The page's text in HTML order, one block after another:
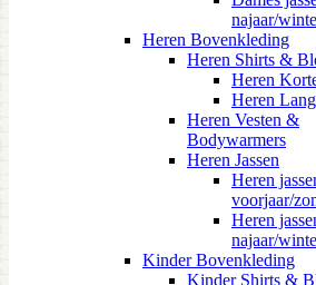
najaar/
Heren Bovenkleding
Heren Shirts &
Heren
Heren
Heren Vesten &
Bodywarmers
Heren Jassen
Heren
voorjaar/
Heren
najaar/
Kinder Bovenkleding
Kinder Shirts &